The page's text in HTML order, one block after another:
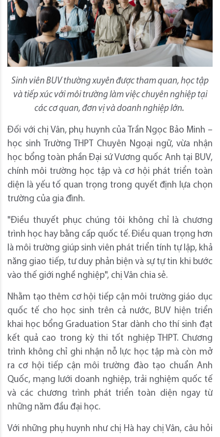
Sinh viên BUV thường xuyên được tham quan, học tập
và tiếp xúc với môi trường làm việc chuyên nghiệp tại
các cơ quan, đơn vị và doanh nghiệp lớn.
Đối với chị Vân, phụ huynh của Trần Ngọc Bảo Minh –
học sinh Trường THPT Chuyên Ngoại ngữ, vừa nhận
học bổng toàn phần Đại sứ Vương quốc Anh tại BUV,
chính môi trường học tập và cơ hội phát triển toàn
diện là yếu tố quan trọng trong quyết định lựa chọn
trường của gia đình.
"Điều thuyết phục chúng tôi không chỉ là chương
trình học hay bằng cấp quốc tế. Điều quan trọng hơn
là môi trường giúp sinh viên phát triển tính tự lập, khả
năng giao tiếp, tư duy phản biện và sự tự tin khi bước
vào thế giới nghề nghiệp", chị Vân chia sẻ.
Nhằm tạo thêm cơ hội tiếp cận môi trường giáo dục
quốc tế cho học sinh trên cả nước, BUV hiện triển
khai học bổng Graduation Star dành cho thí sinh đạt
kết quả cao trong kỳ thi tốt nghiệp THPT. Chương
trình không chỉ ghi nhận nỗ lực học tập mà còn mở
ra cơ hội tiếp cận môi trường đào tạo chuẩn Anh
Quốc, mạng lưới doanh nghiệp, trải nghiệm quốc tế
và các chương trình phát triển toàn diện ngay từ
những năm đầu đại học.
Với những phụ huynh như chị Hà hay chị Vân, câu hỏi